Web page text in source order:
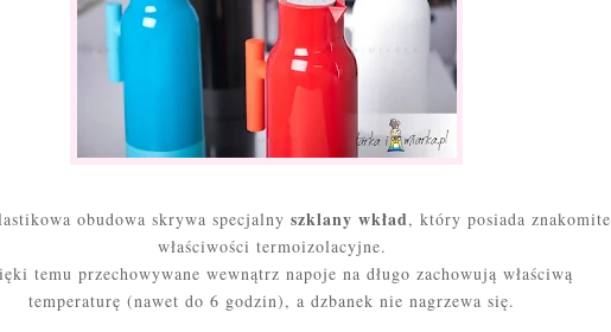
obudowa skrywa specjalny szklany wkład, który posiada znakomite
właściwości termoizolacyjne.
temu przechowywane wewnątrz napoje na długo zachowują właściwą
temperaturę (nawet do 6 godzin), a dzbanek nie nagrzewa się.